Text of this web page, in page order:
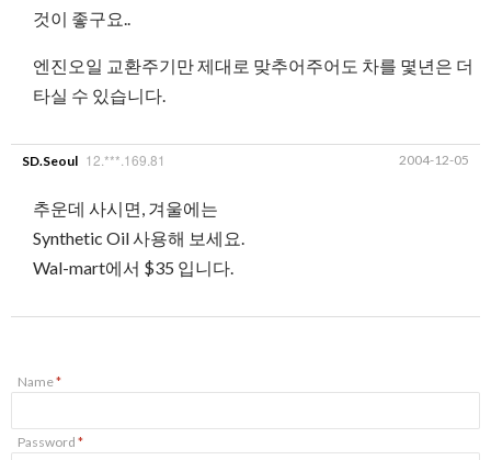
것이 좋구요..
엔진오일 교환주기만 제대로 맞추어주어도 차를 몇년은 더
타실 수 있습니다.
SD.Seoul 12.***.169.81 2004-12-05
추운데 사시면, 겨울에는
Synthetic Oil 사용해 보세요.
Wal-mart에서 $35 입니다.
Name*
Password *